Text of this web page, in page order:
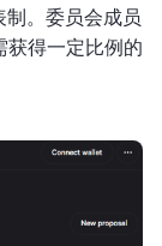
。委员会成员
获得一定比例的